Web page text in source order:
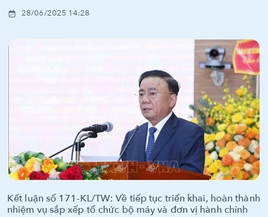
28/06/2025 14:28
Kết luận số 171-KL/TW: Về tiếp tục triển khai, hoàn thành
nhiệm vụ sắp xếp tổ chức bộ máy và đơn vị hành chính